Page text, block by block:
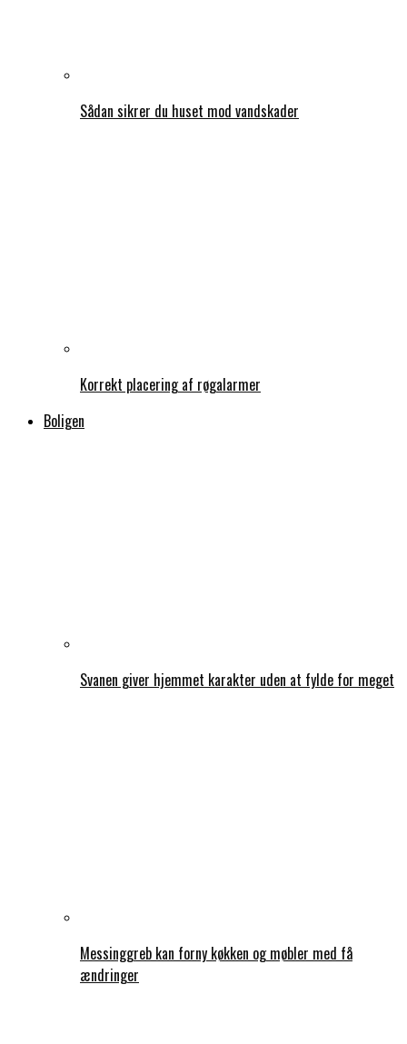
Sådan sikrer du huset mod vandskader
Korrekt placering af røgalarmer
Boligen
Svanen giver hjemmet karakter uden at fylde for meget
Messinggreb kan forny køkken og møbler med få
ændringer